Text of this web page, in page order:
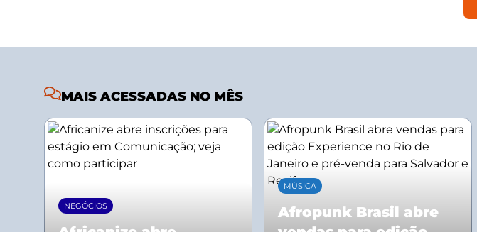
MAIS ACESSADAS NO MÊS
NEGÓCIOS
MÚSICA
Afropunk Brasil abre